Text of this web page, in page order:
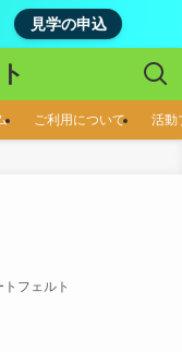
見学の申込
ご利用について 活動
フェルト